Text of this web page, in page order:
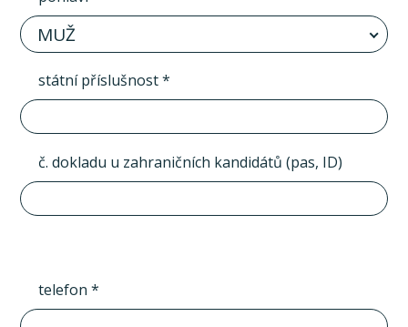
MUŽ
státní příslušnost *
č. dokladu u zahraničních kandidátů (pas, ID)
telefon *